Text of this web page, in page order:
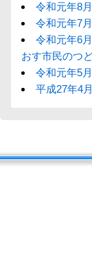
令和元年8
令和元年7
令和元年6
おす市民のつ
令和元年5
平成27年4